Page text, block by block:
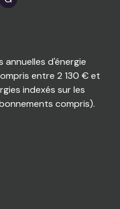
d'énergie
entre 2 130 € et
indexés sur les
compris).